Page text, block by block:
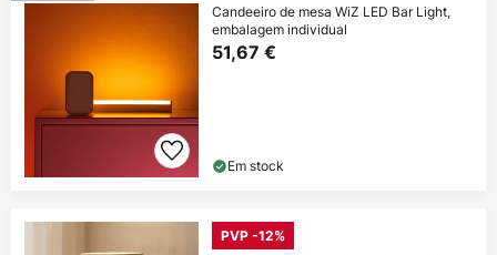
Candeeiro de mesa WiZ LED Bar Light,
embalagem individual
51,67 €
Em stock
PVP -12%